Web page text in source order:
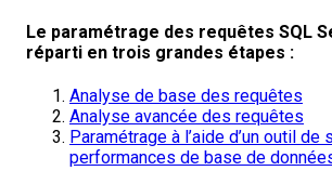
Le paramétrage des requêtes SQL
réparti en trois grandes étapes :
Analyse de base des requêtes
Analyse avancée des requêtes
Paramétrage à l’aide d’un outil
performances de base de